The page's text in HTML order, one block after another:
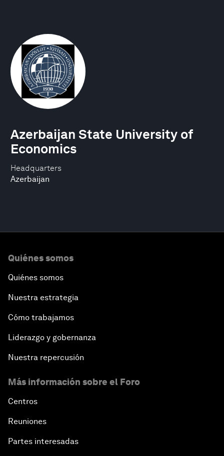
Headquarters
Azerbaijan
Azerbaijan State University of
Economics
Quiénes somos
Quiénes somos
Nuestra estrategia
Cómo trabajamos
Liderazgo y gobernanza
Nuestra repercusión
Más información sobre el Foro
Centros
Reuniones
Partes interesadas